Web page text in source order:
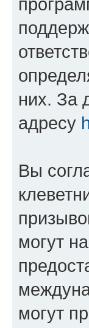
них. За
адресу
Вы
могут
могут